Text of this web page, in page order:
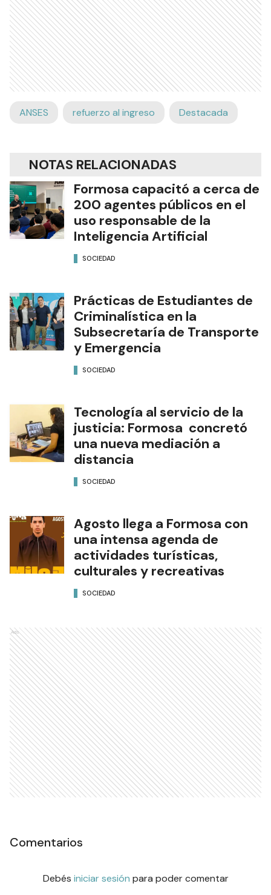
ANSES refuerzo al ingreso Destacada
NOTAS RELACIONADAS
Formosa capacitó a cerca de
200 agentes públicos en el
uso responsable de la
Inteligencia Artificial
SOCIEDAD
Prácticas de Estudiantes de
Criminalística en la
Subsecretaría de Transporte
y Emergencia
SOCIEDAD
Tecnología al servicio de la
justicia: Formosa concretó
una nueva mediación a
distancia
SOCIEDAD
Agosto llega a Formosa con
una intensa agenda de
actividades turísticas,
culturales y recreativas
SOCIEDAD
Ads
Comentarios
Debés iniciar sesión para poder comentar